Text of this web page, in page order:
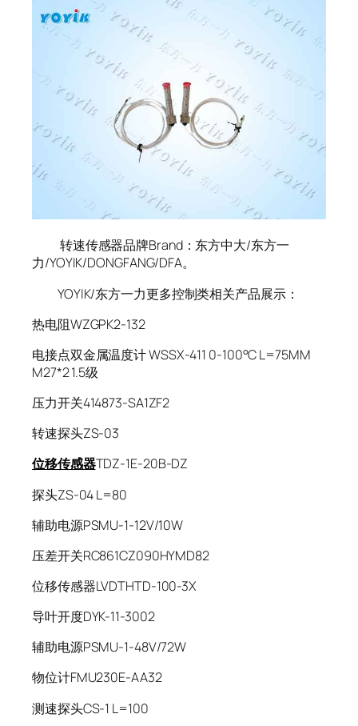
转速传感器品牌Brand：东方中大/东方一
力/YOYIK/DONGFANG/DFA。
YOYIK/东方一力更多控制类相关产品展示：
热电阻WZGPK2-132
电接点双金属温度计 WSSX-411 0-100°C L=75MM
M27*2 1.5级
压力开关414873-SA1ZF2
转速探头ZS-03
位移传感器TDZ-1E-20B-DZ
探头ZS-04 L=80
辅助电源PSMU-1-12V/10W
压差开关RC861CZ090HYMD82
位移传感器LVDTHTD-100-3X
导叶开度DYK-11-3002
辅助电源PSMU-1-48V/72W
物位计FMU230E-AA32
测速探头CS-1 L=100